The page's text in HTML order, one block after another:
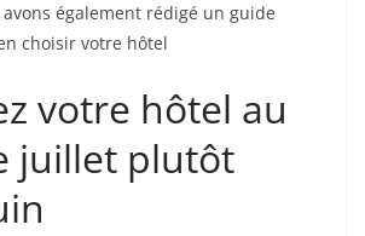
également rédigé un guide
choisir votre hôtel
votre hôtel au
juillet plutôt